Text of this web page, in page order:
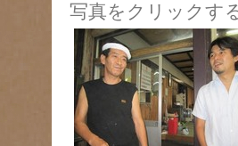
写真をクリックす